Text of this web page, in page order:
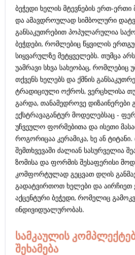
ბეჭედი ხელის მტევნების ერთ-ერთი
და ამავდროულად სიმბოლური
განსაკუთრებით პოპულარულია
ბეჭდები, რომლებიც წყვილის
სიყვარულზე მეტყველებს. თუმცა
უამრავი სხვა სახეობაც, რომლებიც
თქვენს ხელებს და ქმნის
ტრადიციული ოქროს, ვერცხლისა თუ
გარდა, თანამედროვე დიზაინერები
ექსტრავაგანტურ მოდელებსაც -
უჩვეულო ფორმებითა და ისეთი
როგორიცაა კერამიკა, ხე ან ტიტანი.
შემთხვევაში ძალიან სასურველია
ზომისა და ფორმის შესაფერისი
კომფორტულად გეცვათ დღის
გადატვირთოთ ხელები და აირჩიეთ
აქცენტური ბეჭედი, რომელიც
ინდივიდუალურობას.
სამკაულის
შეხამება